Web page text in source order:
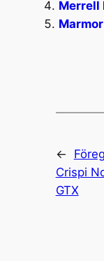
Merrell
←
Crispi
GTX